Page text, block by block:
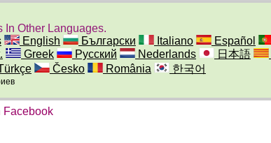
In Other Languages.
English Български Italiano Español
Greek Русский Nederlands 日本語
Česko România 한국어
Facebook